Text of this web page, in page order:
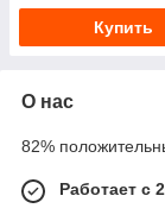
Купить
О нас
82%
Работает с